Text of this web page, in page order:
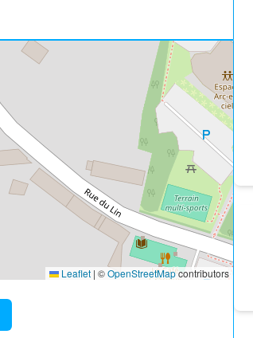
Leaflet | ©OpenStreetMapcontributors